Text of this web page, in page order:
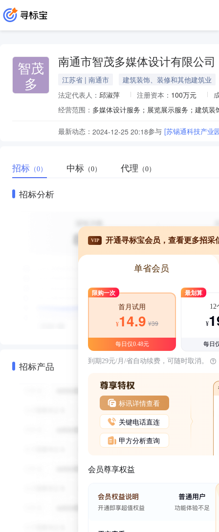
智茂
多
南通市智茂多媒体设计有限公司
江苏省 | 南通市
建筑装饰、装修和其他建筑业
法定代表人： 邱淑萍 注册资本： 100万元
经营范围：
最新动态： 2024-12-25 20:18参与 [苏锡通科技产业
招标 （0） 中标 （0） 代理 （0）
招标分析
招标产品
VIP 开通寻标宝会员，查看更多招采
单省会员
限购一次
首月试用
¥14.9 ¥39
每日仅0.48元
最划算
12
¥
每日
到期29元/月/省自动续费，可随时取消。
标讯详情查看
关键电话直连
甲方分析查询
会员尊享权益